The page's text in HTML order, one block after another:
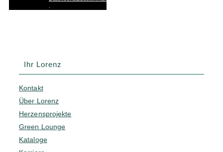
Ihr Lorenz
Kontakt
Über Lorenz
Herzensprojekte
Green Lounge
Kataloge